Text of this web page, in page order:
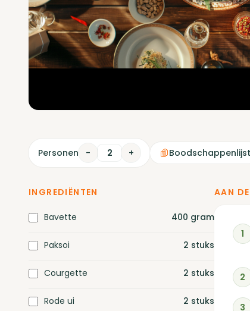
Personen - + Boodschappenlijst
INGREDIËNTEN
Bavette 400 gram
Paksoi 2 stuks
Courgette 2 stuks
Rode ui 2 stuks
AAN
1
2
3